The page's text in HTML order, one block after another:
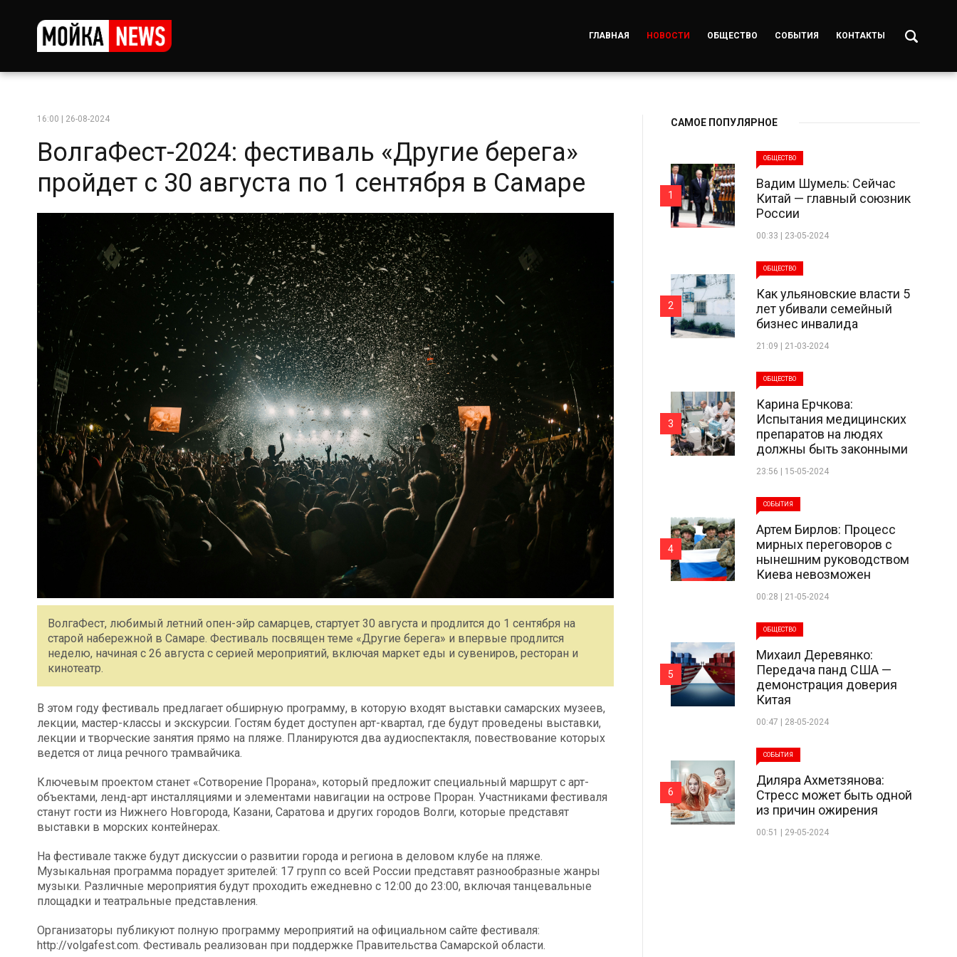
ГЛАВНАЯ НОВОСТИ ОБЩЕСТВО СОБЫТИЯ КОНТАКТЫ
16:00 | 26-08-2024
ВолгаФест-2024: фестиваль «Другие берега»
пройдет с 30 августа по 1 сентября в Самаре
ВолгаФест, любимый летний опен-эйр самарцев, стартует 30 августа и продлится до 1 сентября на
старой набережной в Самаре. Фестиваль посвящен теме «Другие берега» и впервые продлится
неделю, начиная с 26 августа с серией мероприятий, включая маркет еды и сувениров, ресторан и
кинотеатр.
В этом году фестиваль предлагает обширную программу, в которую входят выставки самарских музеев,
лекции, мастер-классы и экскурсии. Гостям будет доступен арт-квартал, где будут проведены выставки,
лекции и творческие занятия прямо на пляже. Планируются два аудиоспектакля, повествование которых
ведется от лица речного трамвайчика.
Ключевым проектом станет «Сотворение Прорана», который предложит специальный маршрут с арт-
объектами, ленд-арт инсталляциями и элементами навигации на острове Проран. Участниками фестиваля
станут гости из Нижнего Новгорода, Казани, Саратова и других городов Волги, которые представят
выставки в морских контейнерах.
На фестивале также будут дискуссии о развитии города и региона в деловом клубе на пляже.
Музыкальная программа порадует зрителей: 17 групп со всей России представят разнообразные жанры
музыки. Различные мероприятия будут проходить ежедневно с 12:00 до 23:00, включая танцевальные
площадки и театральные представления.
Организаторы публикуют полную программу мероприятий на официальном сайте фестиваля:
http://volgafest.com. Фестиваль реализован при поддержке Правительства Самарской области.
САМОЕ ПОПУЛЯРНОЕ
ОБЩЕСТВО
Вадим Шумель: Сейчас
Китай — главный союзник
России
00:33 | 23-05-2024
1
ОБЩЕСТВО
Как ульяновские власти 5
лет убивали семейный
бизнес инвалида
21:09 | 21-03-2024
2
ОБЩЕСТВО
Карина Ерчкова:
Испытания медицинских
препаратов на людях
должны быть законными
23:56 | 15-05-2024
3
СОБЫТИЯ
Артем Бирлов: Процесс
мирных переговоров с
нынешним руководством
Киева невозможен
00:28 | 21-05-2024
4
ОБЩЕСТВО
Михаил Деревянко:
Передача панд США —
демонстрация доверия
Китая
00:47 | 28-05-2024
5
СОБЫТИЯ
Диляра Ахметзянова:
Стресс может быть одной
из причин ожирения
00:51 | 29-05-2024
6